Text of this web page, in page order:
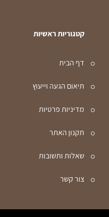
קטגוריות ראשיות
דף הבית
תיאום הגעה וייעוץ
מדיניות פרטיות
תקנון האתר
שאלות ותשובות
צור קשר